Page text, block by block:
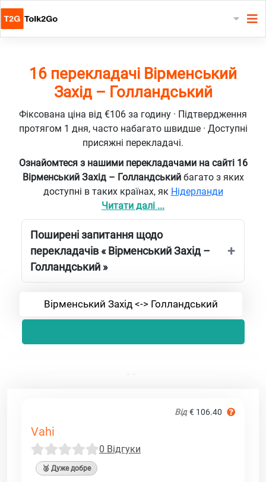
16 перекладачі Вірменський
Захід – Голландський
Фіксована ціна від €106 за годину · Підтвердження
протягом 1 дня, часто набагато швидше · Доступні
присяжні перекладачі.
Ознайомтеся з нашими перекладачами на сайті 16
Вірменський Захід – Голландський багато з яких
доступні в таких країнах, як Нідерланди
Читати далі ...
Поширені запитання щодо
перекладачів « Вірменський Захід –
Голландський »
Вірменський Захід <-> Голландський
Від € 106.40
Vahi
0 Відгуки
🥈 Дуже добре